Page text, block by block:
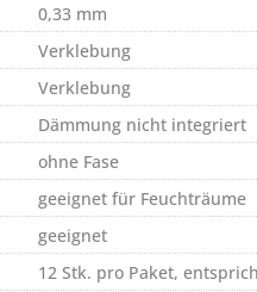
0,33 mm
Verklebung
Verklebung
Dämmung nicht integriert
ohne Fase
geeignet für Feuchträume
geeignet
12 Stk. pro Paket,